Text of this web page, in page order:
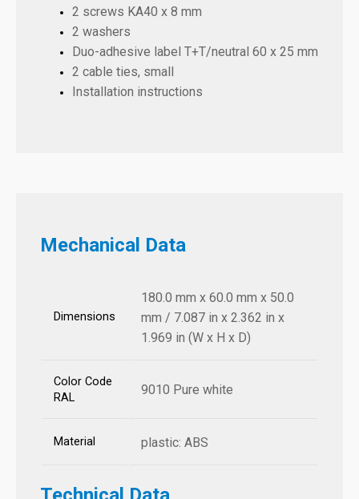
2 screws KA40 x 8 mm
2 washers
Duo-adhesive label T+T/neutral 60 x 25 mm
2 cable ties, small
Installation instructions
Mechanical Data
Dimensions
180.0 mm x 60.0 mm x 50.0
mm / 7.087 in x 2.362 in x
1.969 in (W x H x D)
Color Code
RAL
9010 Pure white
Material plastic: ABS